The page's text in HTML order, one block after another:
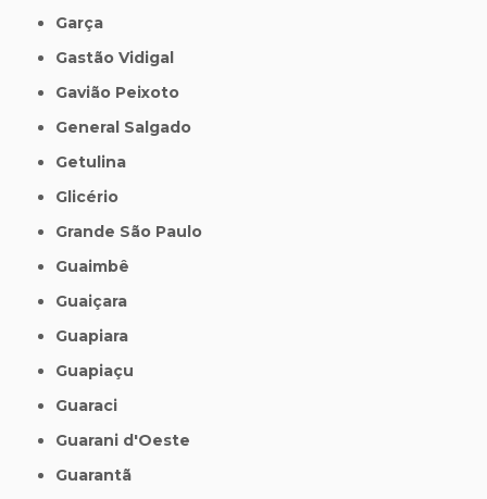
Garça
Gastão Vidigal
Gavião Peixoto
General Salgado
Getulina
Glicério
Grande São Paulo
Guaimbê
Guaiçara
Guapiara
Guapiaçu
Guaraci
Guarani d'Oeste
Guarantã